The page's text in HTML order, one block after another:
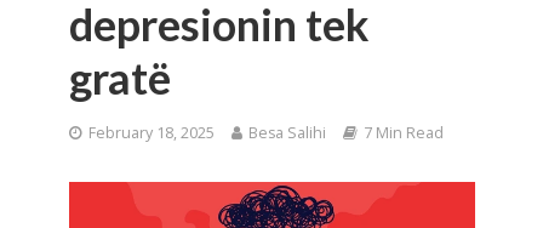
depresionin tek
gratë
February 18, 2025 Besa Salihi 7 Min Read